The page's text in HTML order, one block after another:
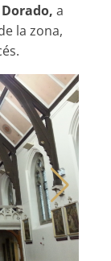
a
la zona,